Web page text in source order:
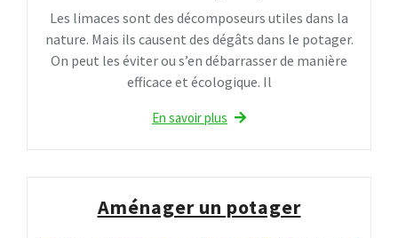
Les limaces sont des décomposeurs utiles dans la
nature. Mais ils causent des dégâts dans le potager.
On peut les éviter ou s’en débarrasser de manière
efficace et écologique. Il
En savoir plus
Aménager un potager